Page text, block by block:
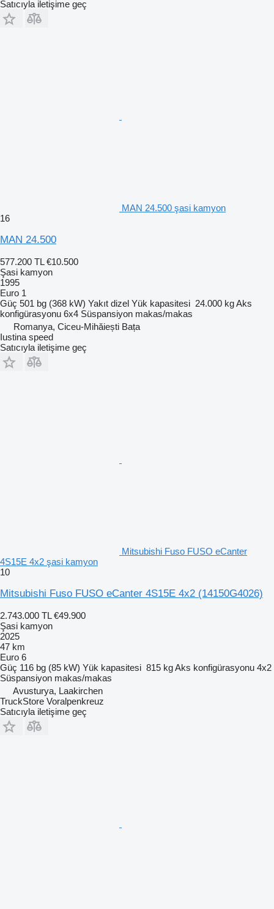
Satıcıyla iletişime geç
MAN 24.500 şasi kamyon
16
MAN 24.500
577.200 TL €10.500
Şasi kamyon
1995
Euro 1
Güç 501 bg (368 kW) Yakıt dizel Yük kapasitesi 24.000 kgAks
konfigürasyonu 6x4 Süspansiyon makas/makas
Romanya, Ciceu-Mihăiești Bața
Iustina speed
Satıcıyla iletişime geç
Mitsubishi Fuso FUSO eCanter
4S15E 4x2 şasi kamyon
10
Mitsubishi Fuso FUSO eCanter 4S15E 4x2 (14150G4026)
2.743.000 TL €49.900
Şasi kamyon
2025
47 km
Euro 6
Güç 116 bg (85 kW) Yük kapasitesi 815 kgAks konfigürasyonu 4x2
Süspansiyon makas/makas
Avusturya, Laakirchen
TruckStore Voralpenkreuz
Satıcıyla iletişime geç